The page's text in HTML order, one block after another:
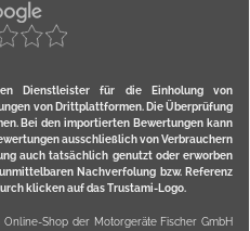
Dienstleister für die Einholung von
von Drittplattformen. Die Überprüfung
Bei den importierten Bewertungen kann
ausschließlich von Verbrauchern
auch tatsächlich genutzt oder erworben
Nachverfolung bzw. Referenz
klicken auf das Trustami-Logo.
Shop der Motorgeräte Fischer GmbH